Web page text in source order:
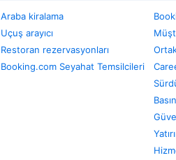
Araba kiralama
Uçuş arayıcı
Restoran rezervasyonları
Booking.com Seyahat Temsilcileri